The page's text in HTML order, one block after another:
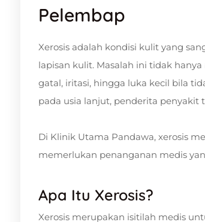
Pelembap
Xerosis adalah kondisi kulit yang
lapisan kulit. Masalah ini tidak
gatal, iritasi, hingga luka kecil bila
pada usia lanjut, penderita penyakit
Di Klinik Utama Pandawa, xerosis
memerlukan penanganan medis
Apa Itu Xerosis?
Xerosis merupakan isitilah medis